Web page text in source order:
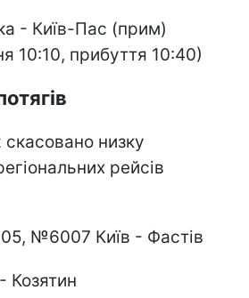
- Київ-Пас (прим)
10:10, прибуття 10:40)
скасовано низку
рейсів
№6007 Київ - Фастів
Козятин